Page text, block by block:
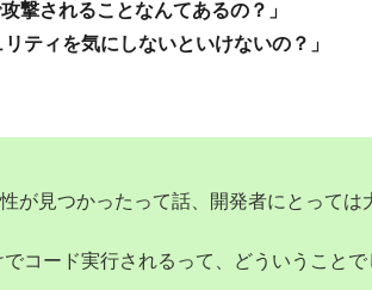
撃されることなんてあるの？」
ティを気にしないといけないの？」
が見つかったって話、開発者にとっては
コード実行されるって、どういうことで